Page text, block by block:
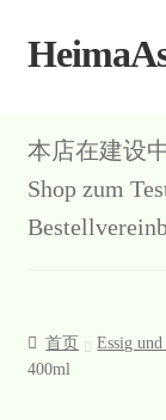
Skip
Skip
About
AGB
Datenschutz
本店在建设
Shop zum
首页 Essig
400ml